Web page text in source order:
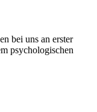
bei uns an erster
psychologischen